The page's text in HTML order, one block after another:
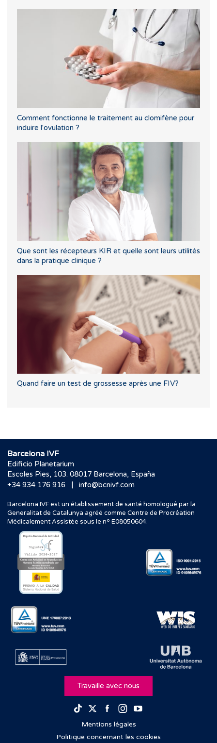
Comment fonctionne le traitement au clomifène pour
induire l'ovulation ?
Que sont les récepteurs KIR et quelle sont leurs utilités
dans la pratique clinique ?
Quand faire un test de grossesse après une FIV?
Barcelona IVF
Edificio Planetarium
Escoles Pies, 103. 08017 Barcelona, España
+34 934 176 916
| info@bcnivf.com
Barcelona IVF est un établissement de santé homologué par la
Generalitat de Catalunya agréé comme Centre de Procréation
Médicalement Assistée sous le nº E08050604.
Travaille avec nous
TikTokTwitterFacebook
Instagram
Mentions légales
Politique concernant les cookies